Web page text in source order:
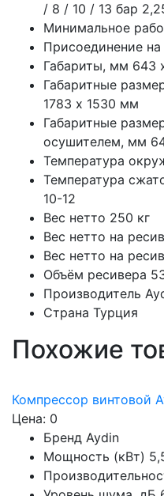
/ 8 / 10 / 13 бар
Минимальное
Присоединение
Габариты, мм 643
Габаритные
1783 х 1530 мм
Габаритные
осушителем, мм
Температура
Температура
10-12
Вес нетто 250 кг
Вес нетто на
Вес нетто на
Объём ресивера
Производитель
Страна Турция
Похожие
Компрессор винтовой
Цена: 0
Бренд Aydin
Мощность (кВт)